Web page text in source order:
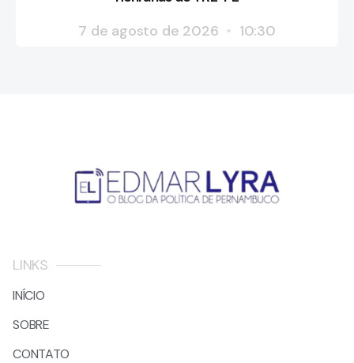
7 de agosto de 2026
10:30
LINKS
INÍCIO
SOBRE
CONTATO